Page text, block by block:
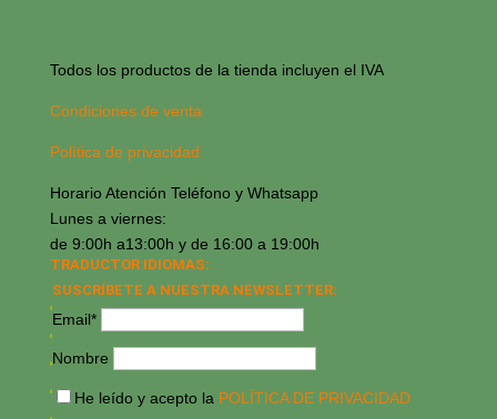
Todos los productos de la tienda incluyen el IVA
Condiciones de venta
Política de privacidad
Horario Atención Teléfono y Whatsapp
Lunes a viernes:
de 9:00h a13:00h y de 16:00 a 19:00h
TRADUCTOR IDIOMAS:
SUSCRÍBETE A NUESTRA NEWSLETTER:
Email*
Nombre
He leído y acepto la POLÍTICA DE PRIVACIDAD